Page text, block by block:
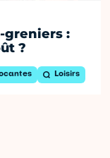
greniers :
?
Loisirs